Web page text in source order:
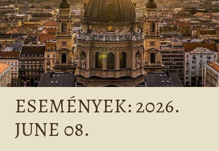
ESEMÉNYEK: 2026.
JUNE 08.